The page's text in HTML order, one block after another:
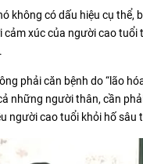
không có dấu hiệu cụ
xúc của người cao
phải căn bệnh do “lão
những người thân, cần
người cao tuổi khỏi hố